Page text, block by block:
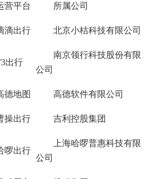
营平台 所属公司
滴出行 北京小桔科技有限公司
出行
南京领行科技股份有限
公司
德地图 高德软件有限公司
操出行 吉利控股集团
啰出行
上海哈啰普惠科技有限
公司